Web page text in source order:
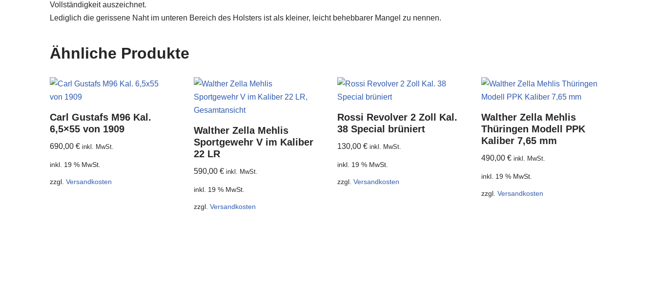
Vollständigkeit auszeichnet.
Lediglich die gerissene Naht im unteren Bereich des Holsters ist als kleiner, leicht behebbarer Mangel zu nennen.
Ähnliche Produkte
Carl Gustafs M96 Kal.
6,5×55 von 1909
690,00 € inkl. MwSt.
inkl. 19 % MwSt.
zzgl. Versandkosten
Walther Zella Mehlis
Sportgewehr V im Kaliber
22 LR
590,00 € inkl. MwSt.
inkl. 19 % MwSt.
zzgl. Versandkosten
Rossi Revolver 2 Zoll Kal.
38 Special brüniert
130,00€ inkl. MwSt.
inkl. 19 % MwSt.
zzgl.Versandkosten
Walther Zella Mehlis
Thüringen Modell PPK
Kaliber 7,65 mm
490,00€ inkl. MwSt.
inkl. 19 % MwSt.
zzgl.Versandkosten